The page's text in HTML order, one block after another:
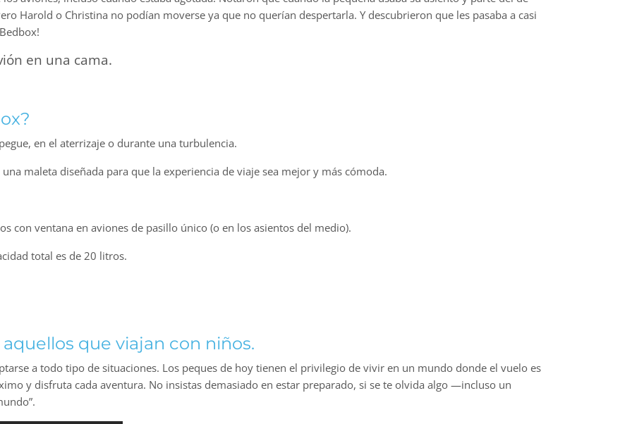
Harold o Christina no podían moverse ya que no querían despertarla. Y descubrieron que les pasaba a casi
en una cama.
en el aterrizaje o durante una turbulencia.
una maleta diseñada para que la experiencia de viaje sea mejor y más cómoda.
con ventana en aviones de pasillo único (o en los asientos del medio).
total es de 20 litros.
que viajan con niños.
a todo tipo de situaciones. Los peques de hoy tienen el privilegio de vivir en un mundo donde el vuelo es
y disfruta cada aventura. No insistas demasiado en estar preparado, si se te olvida algo —incluso un